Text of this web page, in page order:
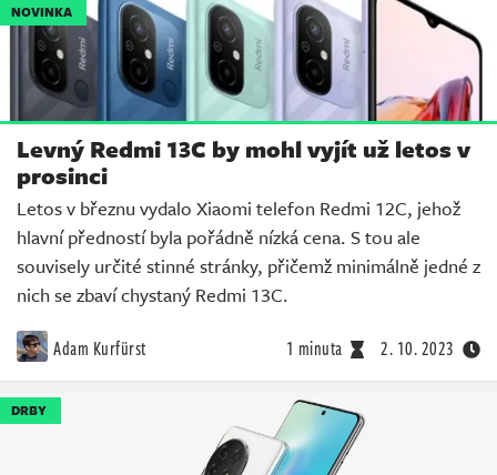
NOVINKA
Levný Redmi 13C by mohl vyjít už letos v
prosinci
Letos v březnu vydalo Xiaomi telefon Redmi 12C, jehož
hlavní předností byla pořádně nízká cena. S tou ale
souvisely určité stinné stránky, přičemž minimálně jedné z
nich se zbaví chystaný Redmi 13C.
Adam Kurfürst 1 minuta 2. 10. 2023
DRBY